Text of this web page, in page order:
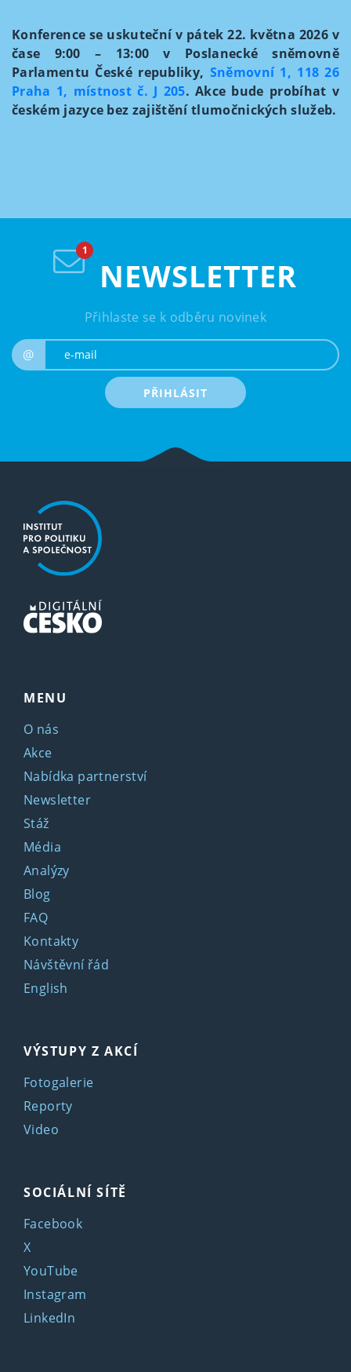
Konference se uskuteční v pátek 22. května 2026 v
čase 9:00 – 13:00 v Poslanecké sněmovně
Parlamentu České republiky, Sněmovní 1, 118 26
Praha 1, místnost č. J 205. Akce bude probíhat v
českém jazyce bez zajištění tlumočnických služeb.
NEWSLETTER
Přihlaste se k odběru novinek
@
PŘIHLÁSIT
MENU
O nás
Akce
Nabídka partnerství
Newsletter
Stáž
Média
Analýzy
Blog
FAQ
Kontakty
Návštěvní řád
English
VÝSTUPY Z AKCÍ
Fotogalerie
Reporty
Video
SOCIÁLNÍ SÍTĚ
Facebook
X
YouTube
Instagram
LinkedIn